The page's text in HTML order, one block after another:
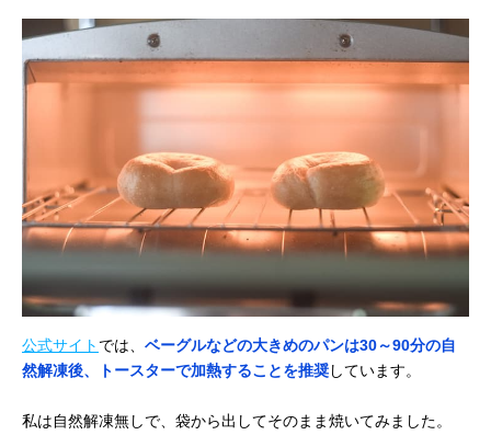
公式サイト では、 ベーグルなどの大きめのパンは30～90分の自
然解凍後、トースターで加熱することを推奨しています。
私は自然解凍無しで、袋から出してそのまま焼いてみました。